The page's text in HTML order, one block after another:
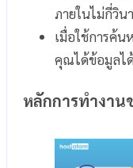
ภายในไม่กี่วิน
เมื่อใช้การค้น
คุณได้ข้อมูลไ
หลักการทำงาน